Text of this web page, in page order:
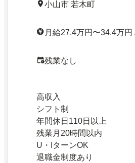
小山市 若木町
月給27.4万円〜34.4万円
残業なし
高収入
シフト制
年間休日110日以上
残業月20時間以内
U・IターンOK
退職金制度あり